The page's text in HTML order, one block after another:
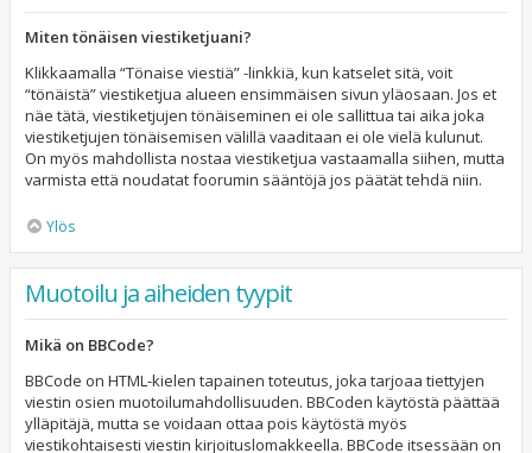
Miten tönäisen viestiketjuani?
Klikkaamalla “Tönaise viestiä” -linkkiä, kun katselet sitä, voit
“tönäistä” viestiketjua alueen ensimmäisen sivun yläosaan. Jos et
näe tätä, viestiketjujen tönäiseminen ei ole sallittua tai aika joka
viestiketjujen tönäisemisen välillä vaaditaan ei ole vielä kulunut.
On myös mahdollista nostaa viestiketjua vastaamalla siihen, mutta
varmista että noudatat foorumin sääntöjä jos päätät tehdä niin.
Ylös
Muotoilu ja aiheiden tyypit
Mikä on BBCode?
BBCode on HTML-kielen tapainen toteutus, joka tarjoaa tiettyjen
viestin osien muotoilumahdollisuuden. BBCoden käytöstä päättää
ylläpitäjä, mutta se voidaan ottaa pois käytöstä myös
viestikohtaisesti viestin kirjoituslomakkeella. BBCode itsessään on